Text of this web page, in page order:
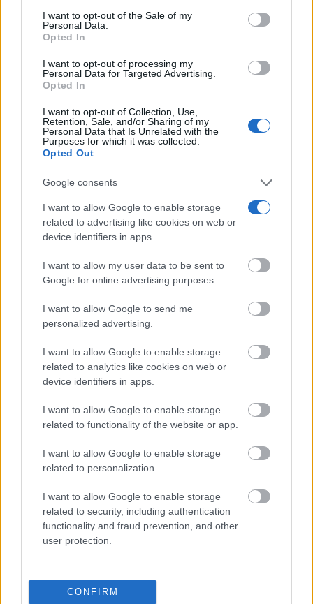
Please note that this website/app uses one or more Google
services and may gather and store information including but
not limited to your visit or usage behaviour. You may click to
use your data for below specified purposes in below Google
consent section.
I want to opt-out of the Sale of my
Personal Data.
Opted In
I want to opt-out of processing my
Personal Data for Targeted Advertising.
Opted In
I want to opt-out of Collection, Use,
Retention, Sale, and/or Sharing of my
Personal Data that Is Unrelated with the
Purposes for which it was collected.
Opted Out
Google consents
I want to allow Google to enable storage
related to advertising like cookies on web or
device identifiers in apps.
I want to allow my user data to be sent to
Google for online advertising purposes.
I want to allow Google to send me
personalized advertising.
I want to allow Google to enable storage
related to analytics like cookies on web or
device identifiers in apps.
I want to allow Google to enable storage
related to functionality of the website or app.
I want to allow Google to enable storage
related to personalization.
I want to allow Google to enable storage
related to security, including authentication
functionality and fraud prevention, and other
user protection.
CONFIRM
Los pasaportes que más puertas abren ¿está el tuyo?
¿Sabías que existen?
Estas criaturas existen y parecen sacadas de otro
Costumbres que rompen todos los esquemas